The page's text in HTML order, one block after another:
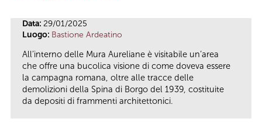
Data: 29/01/2025
Luogo: Bastione Ardeatino
All’interno delle Mura Aureliane è visitabile un’area
che offre una bucolica visione di come doveva essere
la campagna romana, oltre alle tracce delle
demolizioni della Spina di Borgo del 1939, costituite
da depositi di frammenti architettonici.